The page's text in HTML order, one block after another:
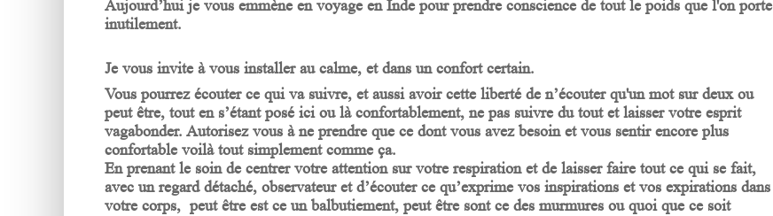
Aujourd’hui je vous emmène en voyage en Inde pour prendre conscience de tout le poids que l'on porte
inutilement.
Je vous invite à vous installer au calme, et dans un confort certain.
Vous pourrez écouter ce qui va suivre, et aussi avoir cette liberté de n’écouter qu'un mot sur deux ou
peut être, tout en s’étant posé ici ou là confortablement, ne pas suivre du tout et laisser votre esprit
vagabonder. Autorisez vous à ne prendre que ce dont vous avez besoin et vous sentir encore plus
confortable voilà tout simplement comme ça.
En prenant le soin de centrer votre attention sur votre respiration et de laisser faire tout ce qui se fait,
avec un regard détaché, observateur et d’écouter ce qu’exprime vos inspirations et vos expirations dans
votre corps, peut être est ce un balbutiement, peut être sont ce des murmures ou quoi que ce soit